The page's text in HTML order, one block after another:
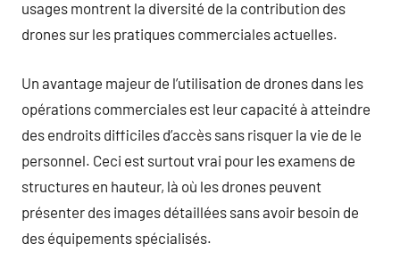
usages montrent la diversité de la contribution des
drones sur les pratiques commerciales actuelles.
Un avantage majeur de l’utilisation de drones dans les
opérations commerciales est leur capacité à atteindre
des endroits difficiles d’accès sans risquer la vie de le
personnel. Ceci est surtout vrai pour les examens de
structures en hauteur, là où les drones peuvent
présenter des images détaillées sans avoir besoin de
des équipements spécialisés.